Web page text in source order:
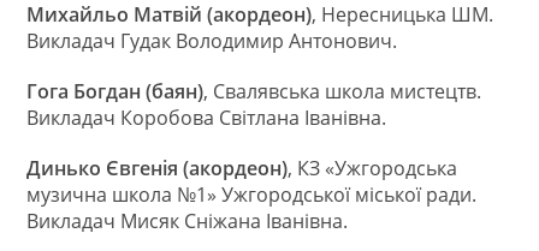
Михайльо Матвій (акордеон), Нересницька ШМ.
Викладач Гудак Володимир Антонович.
Гога Богдан (баян), Свалявська школа мистецтв.
Викладач Коробова Світлана Іванівна.
Динько Євгенія (акордеон), КЗ «Ужгородська
музична школа №1» Ужгородської міської ради.
Викладач Мисяк Сніжана Іванівна.